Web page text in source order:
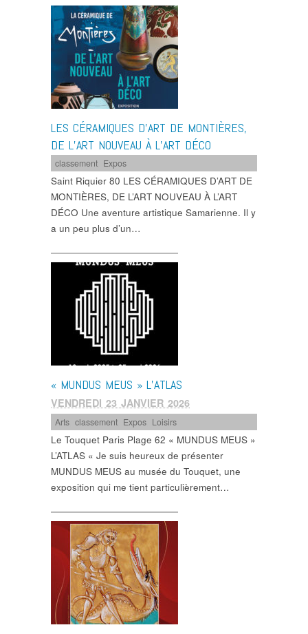
LES CÉRAMIQUES D’ART DE MONTIÈRES,
DE L’ART NOUVEAU À L’ART DÉCO
classement Expos
Saint Riquier 80 LES CÉRAMIQUES D’ART DE
MONTIÈRES, DE L’ART NOUVEAU À L’ART
DÉCO Une aventure artistique Samarienne. Il y
a un peu plus d’un…
« MUNDUS MEUS » L’ATLAS
VENDREDI 23 JANVIER 2026
Arts ,classement Expos Loisirs
Le Touquet Paris Plage 62 « MUNDUS MEUS »
L’ATLAS « Je suis heureux de présenter
MUNDUS MEUS au musée du Touquet, une
exposition qui me tient particulièrement…